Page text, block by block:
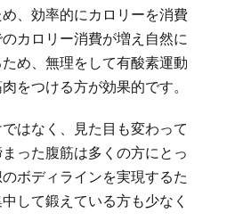
、効率的にカロリーを消費
カロリー消費が増え自然に
め、無理をして有酸素運動
をつける方が効果的です。
はなく、見た目も変わって
った腹筋は多くの方にとっ
ボディラインを実現するた
して鍛えている方も少なく